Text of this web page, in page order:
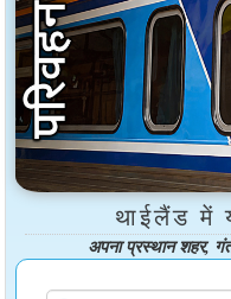
थाईलैंड में
अपना प्रस्थान शहर,